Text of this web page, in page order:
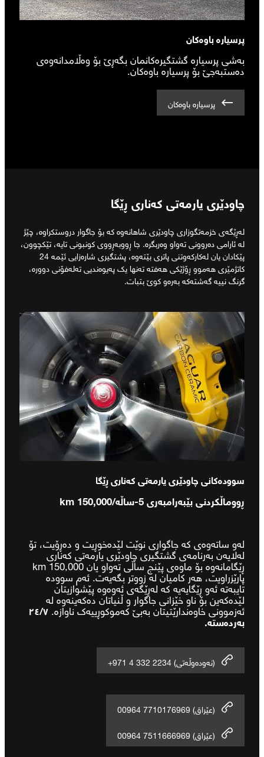
پرسیارە باوەکان
بەشی پرسیارە گشتگیرەکانمان بگەڕێ بۆ وەڵامدانەوەی
دەستبەجێ بۆ پرسیارە باوەکان.
پرسیارە باوەکان
چاودێری یارمەتی کەناری ڕێگا
لەڕێگەی خزمەتگوزاری چاودێری شاهانەوە کە بۆ جاگوار دروستکراوە، چێژ
لە ئارامی دەروونی تەواو وەربگرە. جا ڕووبەڕووی کونبونی تایە، تێکچوون،
پێکادان یان لەکارکەوتنی پاتری بێتەوە، پشتگیری شارەزایی ئێمە 24
کاتژمێری هەموو ڕۆژێکی هەفتە تەنها یک پەیوەندیی تەلەفۆنی دوورە،
گرنگ نییە گەشتەکە بەرەو کوێ بتبات.
سوودەکانی چاودێری یارمەتی کەناری ڕێگا
ڕووماڵکردنی بێبەرامبەری 5-ساڵە/150,000 km
لەو ساتەوەی کە جاگواری نوێت لێدەخوڕیت و دەڕۆیت، تۆ
لەلایەن بەرنامەی گشتگیری چاودێری یارمەتی کەناری
ڕێگامانەوە بۆ ماوەی پێنج ساڵی تەواو یان 150,000 km
پارێزراویت، هەر کامیان لە زووتر بگەیەت. ئەم سوودە
تایبەتە ئەو ڕێگایەیە کە لەڕێگەی ئەوەوە پێشوازیتان
لێدەکەین بۆ ناو خێزانی جاگوار و ڵنیاتان دەکەینەوە لە
ئەزموونی خاوەندارێتیتان بەبێ کەموکوڕییەک ناوازە.٢٤/٧
بەردەستە.
+971 4 332 2234 (نەودەوڵەتی)
00964 7710176969 (عێراق)
00964 7511666969 (عێراق)